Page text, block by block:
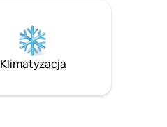
Klimatyzacja